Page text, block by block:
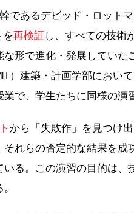
であるデビッド・ロット
を再検証 し、すべての技術
形で進化・発展していた
）建築・計画学部におい
で、学生たちに同様の演
から「失敗作」を見つけ
れらの否定的な結果を成
る。この演習の目的は、